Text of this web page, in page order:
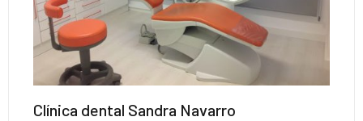
Clínica dental Sandra Navarro